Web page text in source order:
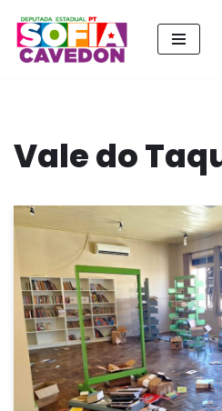
Pular
Vale do